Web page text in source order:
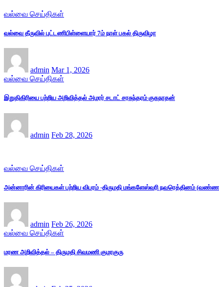
வல்வை செய்திகள்
வல்வை தீருவில் புட்டணிபிள்ளையார் 7ம் நாள் பகல் திருவிழா
admin Mar 1, 2026
வல்வை செய்திகள்
இறுதிகிரியை பற்றிய அறிவித்தல் அமரர் சடாட் சரசுந்தரம் குகநாதன்
admin Feb 28, 2026
வல்வை செய்திகள்
அன்னாரின் கிரியைகள் பற்றிய விபரம் -திருமதி மங்களேஸ்வரி நவரெத்தினம்
admin Feb 26, 2026
வல்வை செய்திகள்
மரண அறிவித்தல் – திருமதி சிவமணி குமரகுரு